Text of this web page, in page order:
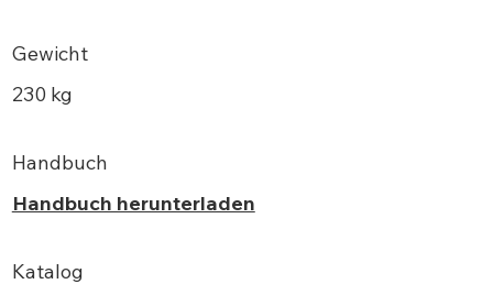
Gewicht
230 kg
Handbuch
Handbuch herunterladen
Katalog